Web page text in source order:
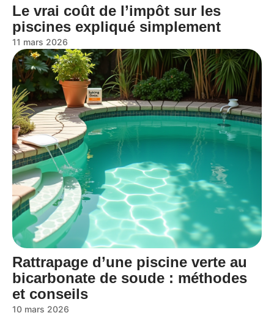
Le vrai coût de l’impôt sur les
piscines expliqué simplement
11 mars 2026
Rattrapage d’une piscine verte au
bicarbonate de soude : méthodes
et conseils
10 mars 2026